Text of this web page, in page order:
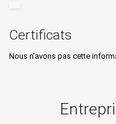
Certificats
Nous n’avons pas cette